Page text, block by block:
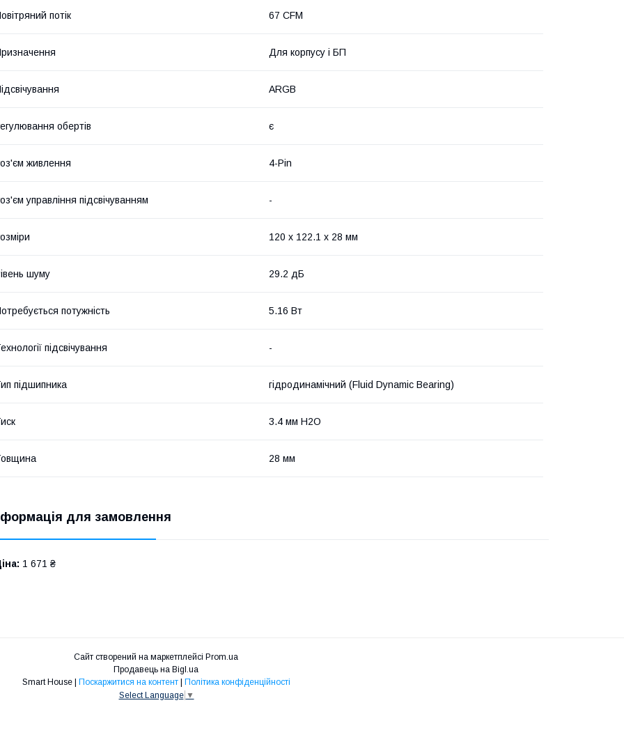
потік 67 CFM
Для корпусу і БП
ARGB
обертів є
живлення 4-Pin
управління підсвічуванням -
120 х 122.1 х 28 мм
шуму 29.2 дБ
потужність 5.16 Вт
підсвічування -
підшипника гідродинамічний (Fluid Dynamic Bearing)
3.4 мм H2O
28 мм
для замовлення
1 671 ₴
Сайт створений на маркетплейсі Prom.ua
Продавець на Bigl.ua
Поскаржитися на контент
Політика конфіденційності
Select Language ▼